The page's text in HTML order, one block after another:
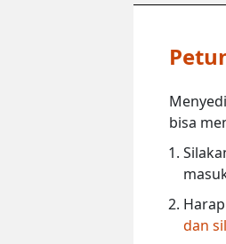
bisa
dan